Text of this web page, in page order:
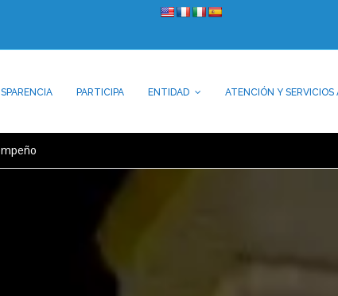
PARTICIPA ENTIDAD ATENCIÓN Y SERVICIOS